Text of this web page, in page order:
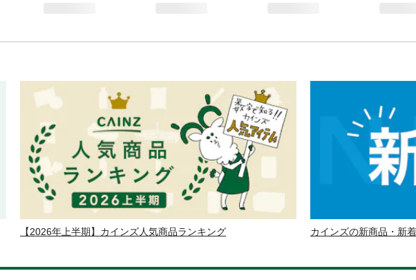
【2026年上半期】カインズ人気商品ランキング カインズの新商品・新